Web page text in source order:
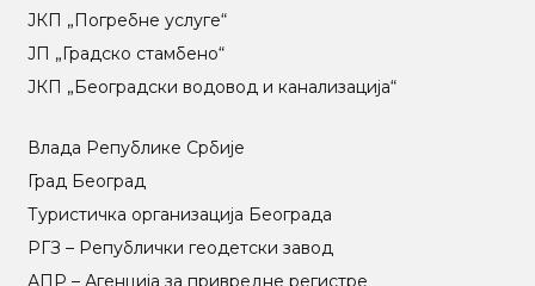
ЈКП „Погребне услуге“
ЈП „Градско стамбено“
ЈКП „Београдски водовод и канализација“
Влада Републике Србије
Град Београд
Туристичка организација Београда
РГЗ – Републички геодетски завод
АПР – Агенција за привредне регистре